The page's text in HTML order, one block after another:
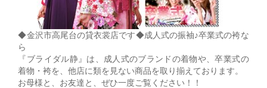
◆金沢市高尾台の貸衣裳店です◆成人式の振袖♪卒業式の袴な
ら
『ブライダル静』は、成人式のブランドの着物や、卒業式の
着物・袴を、他店に類を見ない商品を取り揃えております。
お母様と、お友達と、ぜひ一度ご覧ください！！